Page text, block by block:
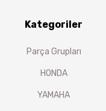
Kategoriler
Parça Grupları
HONDA
YAMAHA